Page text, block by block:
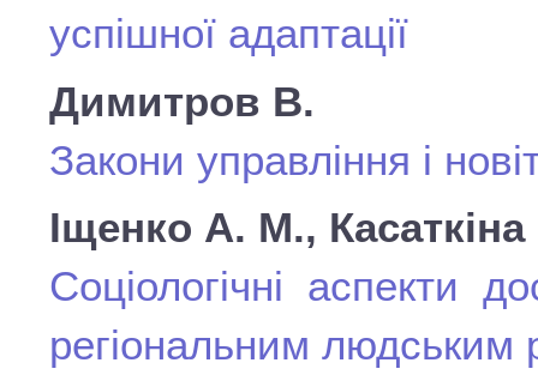
успішної адаптації
Димитров В.
Закони управління і
Іщенко А. М.,
Соціологічні аспекти
регіональним людським